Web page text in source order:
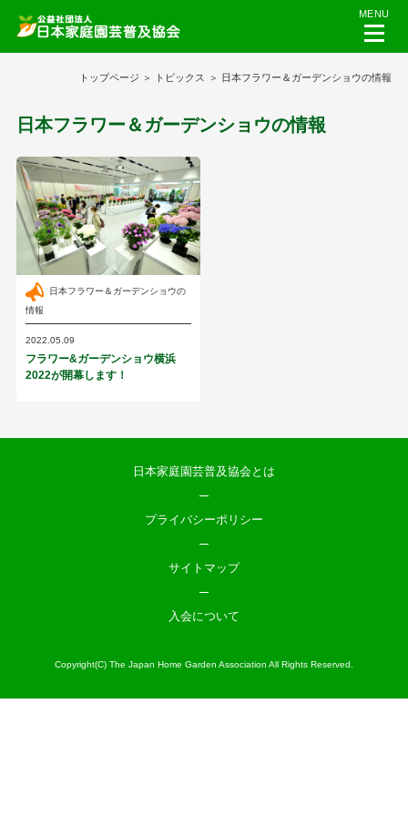
MENU
トップページ トピックス 日本フラワー＆ガーデンショウの情報
日本フラワー＆ガーデンショウの情報
日本フラワー＆ガーデンショウの
情報
2022.05.09
フラワー&ガーデンショウ横浜
2022が開幕します！
日本家庭園芸普及協会とは
プライバシーポリシー
サイトマップ
入会について
Copyright(C) The Japan Home Garden Association All Rights Reserved.